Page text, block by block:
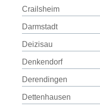
Crailsheim
Darmstadt
Deizisau
Denkendorf
Derendingen
Dettenhausen